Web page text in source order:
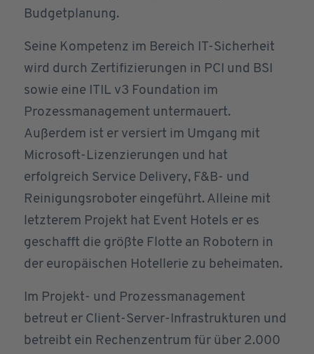
Budgetplanung.
Seine Kompetenz im Bereich IT-Sicherheit
wird durch Zertifizierungen in PCI und BSI
sowie eine ITIL v3 Foundation im
Prozessmanagement untermauert.
Außerdem ist er versiert im Umgang mit
Microsoft-Lizenzierungen und hat
erfolgreich Service Delivery, F&B- und
Reinigungsroboter eingeführt. Alleine mit
letzterem Projekt hat Event Hotels er es
geschafft die größte Flotte an Robotern in
der europäischen Hotellerie zu beheimaten.
Im Projekt- und Prozessmanagement
betreut er Client-Server-Infrastrukturen und
betreibt ein Rechenzentrum für über 2.000